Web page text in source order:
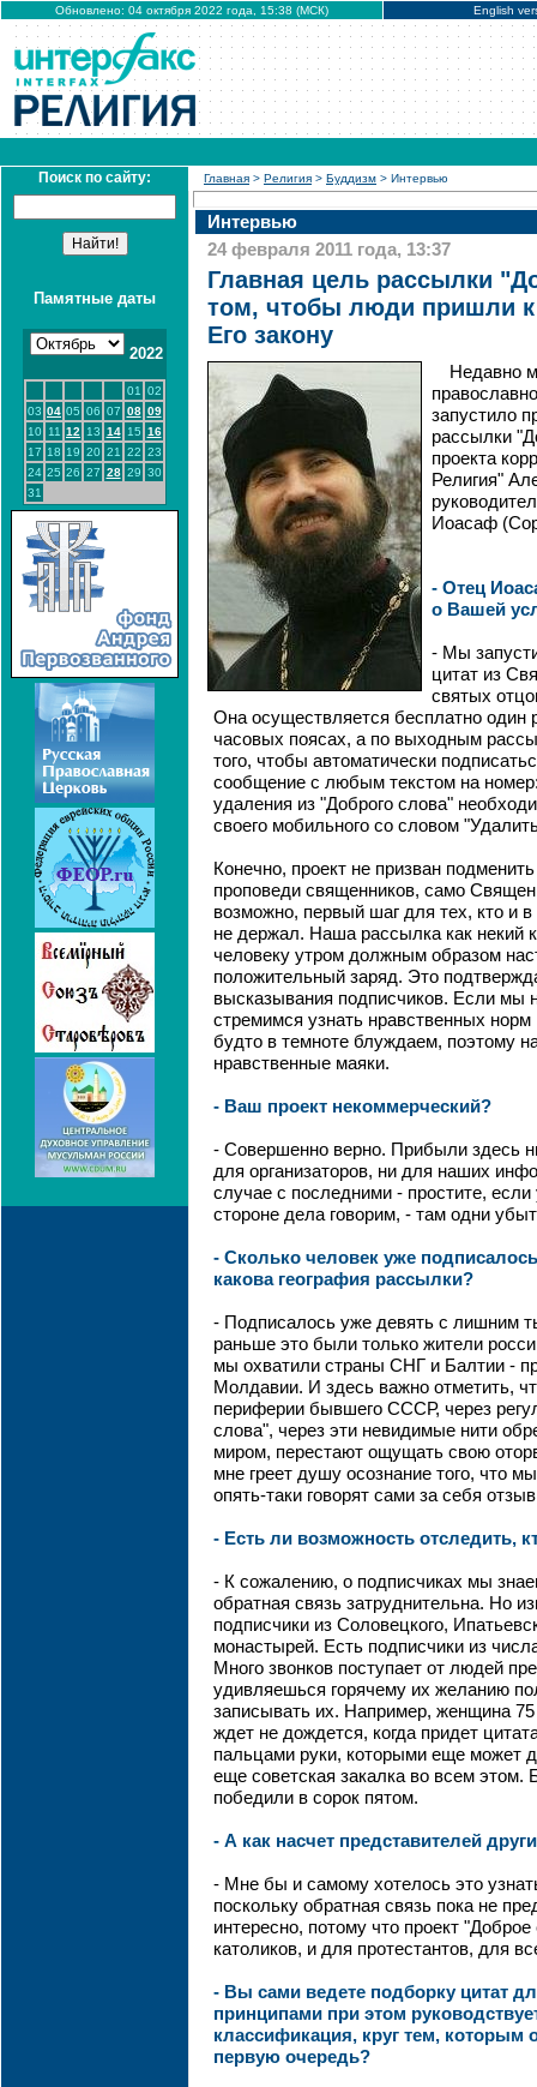
Обновлено: 04 октября 2022 года, 15:38 (МСК) English
Поиск по сайту:
Памятные даты
2022
01
02
03 04 05 06 07 08 09
10
11 12 13 14 15 16
17 18 19 20 21 22 23
24 25 26 27 28 29 30
31
Главная > Религия > Буддизм > Интервью
Интервью
24 февраля 2011 года, 13:37
Главная цель рассылки
том, чтобы люди пришли к
Его закону
Недавно
запустило
рассылки
проекта
Религия"
Иоасаф
- Отец
о Вашей
- Мы
цитат из
святых
Она осуществляется бесплатно один
часовых поясах, а по выходным
того, чтобы автоматически
сообщение с любым текстом на
удаления из "Доброго слова"
своего мобильного со словом
Конечно, проект не призван
проповеди священников, само
возможно, первый шаг для тех, кто и
не держал. Наша рассылка как некий
человеку утром должным образом
положительный заряд. Это
высказывания подписчиков. Если мы
стремимся узнать нравственных
будто в темноте блуждаем, поэтому
нравственные маяки.
- Ваш проект некоммерческий?
- Совершенно верно. Прибыли здесь
для организаторов, ни для наших
случае с последними - простите,
стороне дела говорим, - там одни
- Сколько человек уже
какова география рассылки?
- Подписалось уже девять с лишним
раньше это были только жители
мы охватили страны СНГ и Балтии -
Молдавии. И здесь важно отметить,
периферии бывшего СССР, через
слова", через эти невидимые нити
миром, перестают ощущать свою
мне греет душу осознание того, что
опять-таки говорят сами за себя
- Есть ли возможность отследить,
- К сожалению, о подписчиках мы
обратная связь затруднительна. Но
подписчики из Соловецкого,
монастырей. Есть подписчики из
Много звонков поступает от людей
удивляешься горячему их желанию
записывать их. Например, женщина 75
ждет не дождется, когда придет
пальцами руки, которыми еще может
еще советская закалка во всем
победили в сорок пятом.
- А как насчет представителей
- Мне бы и самому хотелось это
поскольку обратная связь пока не
интересно, потому что проект
католиков, и для протестантов, для
- Вы сами ведете подборку цитат
принципами при этом
классификация, круг тем, которым
первую очередь?